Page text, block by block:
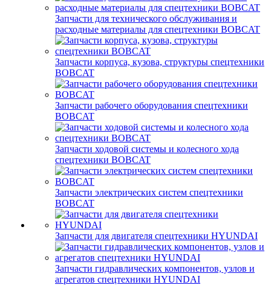
Запчасти для технического обслуживания и
расходные материалы для спецтехники BOBCAT
Запчасти корпуса, кузова, структуры спецтехники
BOBCAT
Запчасти рабочего оборудования спецтехники
BOBCAT
Запчасти ходовой системы и колесного хода
спецтехники BOBCAT
Запчасти электрических систем спецтехники
BOBCAT
Запчасти для двигателя спецтехники HYUNDAI
Запчасти гидравлических компонентов, узлов и
агрегатов спецтехники HYUNDAI